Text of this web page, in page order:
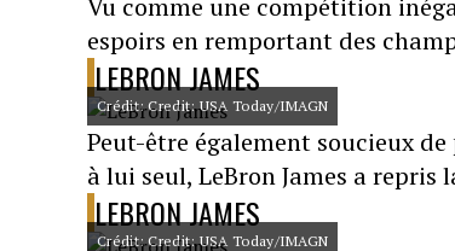
Vu comme une compétition
espoirs en remportant des
LEBRON JAMES
Crédit: Credit: USA Today/IMAGN
Peut-être également soucieux
à lui seul, LeBron James a repris
LEBRON JAMES
Crédit: Credit: USA Today/IMAGN